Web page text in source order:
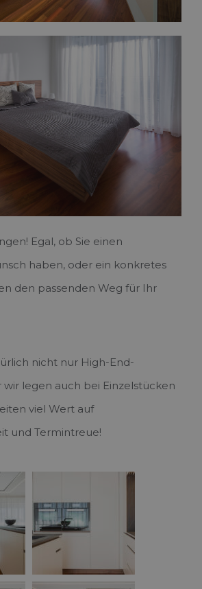
Egal, ob Sie einen
haben, oder ein konkretes
den passenden Weg für Ihr
nicht nur High-End-
legen auch bei Einzelstücken
viel Wert auf
und Termintreue!